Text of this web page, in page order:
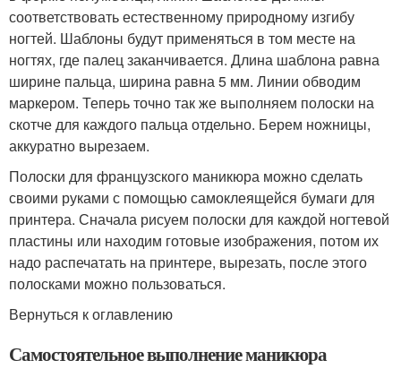
соответствовать естественному природному изгибу
ногтей. Шаблоны будут применяться в том месте на
ногтях, где палец заканчивается. Длина шаблона равна
ширине пальца, ширина равна 5 мм. Линии обводим
маркером. Теперь точно так же выполняем полоски на
скотче для каждого пальца отдельно. Берем ножницы,
аккуратно вырезаем.
Полоски для французского маникюра можно сделать
своими руками с помощью самоклеящейся бумаги для
принтера. Сначала рисуем полоски для каждой ногтевой
пластины или находим готовые изображения, потом их
надо распечатать на принтере, вырезать, после этого
полосками можно пользоваться.
Вернуться к оглавлению
Самостоятельное выполнение маникюра